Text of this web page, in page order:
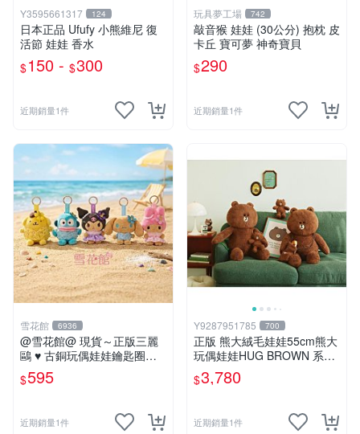
Y3595661317 124
日本正品 Ufufy 小熊維尼 復
活節 娃娃 香水
$150 - $300
近期銷量1件
玩具夢工場 742
敲音猴 娃娃 (30公分) 抱枕 皮
卡丘 寶可夢 神奇寶貝
$290
近期銷量1件
雪花館 6936
@雪花館@ 現貨～正版三麗
鷗 ♥ 古銅玩偶娃娃鑰匙圈掛
飾
$595
近期銷量1件
Y9287951785 700
正版 熊大絨毛娃娃55cm熊大
玩偶娃娃HUG BROWN 系列
55公分韓國 line friends熊大
玩偶娃娃禮物生日
$3,780
近期銷量1件